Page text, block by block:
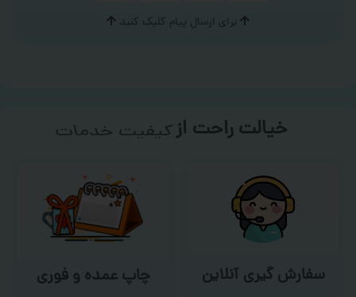
برای ارسال پیام کلیک کنید
خیالت راحت از سفارش گیری
سفارش گیری آنلاین چاپ عمده و فوری